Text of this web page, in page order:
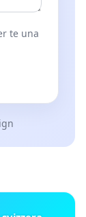
te una